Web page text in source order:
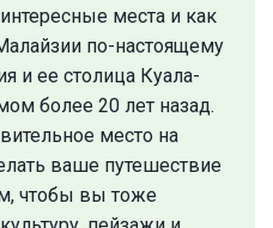
места и как
по-настоящему
и ее столица Куала-
более 20 лет назад.
место на
ваше путешествие
чтобы вы тоже